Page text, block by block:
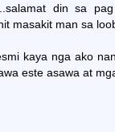
din sa
masakit man sa
kaya nga ako
este asawa at